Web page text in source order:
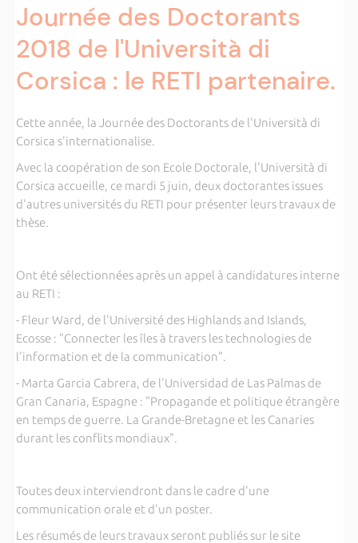
Journée des Doctorants
2018 de l'Università di
Corsica : le RETI partenaire.
Cette année, la Journée des Doctorants de l'Università di
Corsica s'internationalise.
Avec la coopération de son Ecole Doctorale, l'Università di
Corsica accueille, ce mardi 5 juin, deux doctorantes issues
d'autres universités du RETI pour présenter leurs travaux de
thèse.
Ont été sélectionnées après un appel à candidatures interne
au RETI :
- Fleur Ward, de l'Université des Highlands and Islands,
Ecosse : "Connecter les îles à travers les technologies de
l'information et de la communication".
- Marta Garcia Cabrera, de l'Universidad de Las Palmas de
Gran Canaria, Espagne : "Propagande et politique étrangère
en temps de guerre. La Grande-Bretagne et les Canaries
durant les conflits mondiaux".
Toutes deux interviendront dans le cadre d'une
communication orale et d'un poster.
Les résumés de leurs travaux seront publiés sur le site